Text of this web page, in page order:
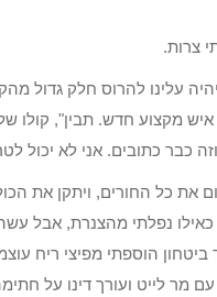
צרות.
עלינו להרוס חלק גדול
מקצוע חדש. תבין", קולו
כבר כתובים. אני לא יכול
כל החורים, ויתקן את
נפלתי מהצנרת, אבל
הוספתי מפיצי ריח
מר לייט ועורך דינו על